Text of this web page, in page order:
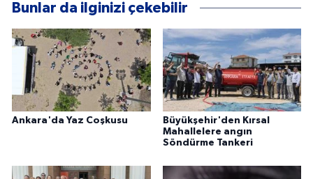
Bunlar da ilginizi çekebilir
Ankara'da Yaz Coşkusu
Büyükşehir'den Kırsal
Mahallelere angın
Söndürme Tankeri